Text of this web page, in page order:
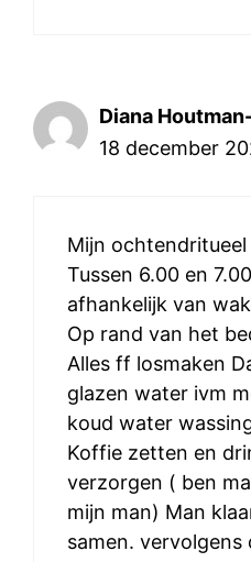
Diana
18 december
Mijn ochtendritueel
Tussen 6.00 en
afhankelijk van
Op rand van het
Alles ff losmaken
glazen water ivm
koud water
Koffie zetten en
verzorgen ( ben
mijn man) Man
samen. vervolgens
Item toegevoegd aan
€0,00